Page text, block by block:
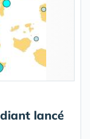
lancé